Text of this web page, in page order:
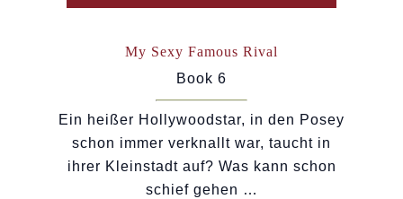
My Sexy Famous Rival
Book 6
Ein heißer Hollywoodstar, in den Posey
schon immer verknallt war, taucht in
ihrer Kleinstadt auf? Was kann schon
schief gehen …